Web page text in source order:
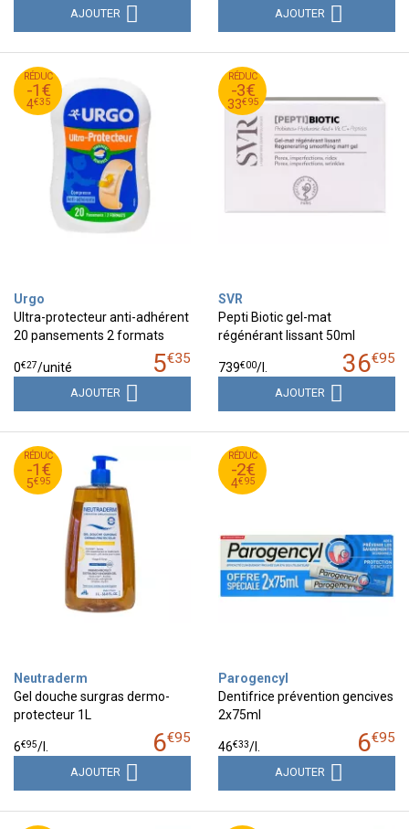
AJOUTER AJOUTER
RÉDUC
-1€
4€35
5
€
35
4
€
35
Urgo
Ultra-protecteur anti-adhérent
20 pansements 2 formats
5€35
0€27/unité
AJOUTER
RÉDUC
-3€
33€95
36
€
95
33
€
95
SVR
Pepti Biotic gel-mat
régénérant lissant 50ml
36€95
739€00/l.
AJOUTER
RÉDUC
-1€
5€95
6
€
95
5
€
95
Neutraderm
Gel douche surgras dermo-
protecteur 1L
6€95
6€95/l.
AJOUTER
RÉDUC
-2€
4€95
6
€
95
4
€
95
Parogencyl
Dentifrice prévention gencives
2x75ml
6€95
46€33/l.
AJOUTER